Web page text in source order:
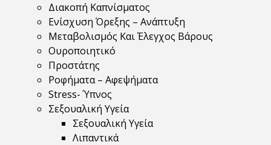
Διακοπή Καπνίσματος
Ενίσχυση Όρεξης – Ανάπτυξη
Μεταβολισμός Και Έλεγχος Βάρους
Ουροποιητικό
Προστάτης
Ροφήματα – Αφεψήματα
Stress- Ύπνος
Σεξουαλική Υγεία
Σεξουαλική Υγεία
Λιπαντικά